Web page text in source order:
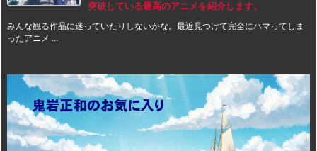
突破している最高のアニメを紹介します。
みんな観る作品に迷っていたりしないかな。最近見つけて完全にハマってしま
ったアニメ ...